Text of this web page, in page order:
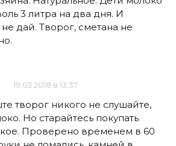
3 литра на два дня. И
дай. Творог, сметана не
19.02.2018 в 13:37
творог никого не слушайте,
Но старайтесь покупать
Проверено временем в 60